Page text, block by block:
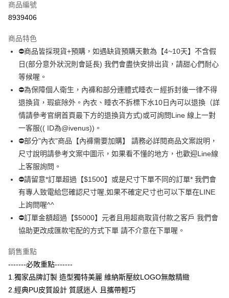
超商取貨付款
Apple Pay
街口支付
悠遊付
全盈+PAY
AFTEE先享後付
相關說明
【關於「AFTEE先享後付」】
AFTEE先享後付是「在收到商品之後才付款」的支付方式。 讓您購物簡單
便利好安心！
１．簡單：不需註冊會員、不需綁卡、不需儲值。
３．安心：先確認商品／服務後，再付款。
【「AFTEE先享後付」結帳流程】
１．於結帳方式選擇「AFTEE先享後付」後，將跳轉至「AFTEE先享後付」
結帳頁面，進行簡訊認證並確認金額後，即可完成結帳。
３．收到繳費通知簡訊後14天內，點擊此簡訊中的連結，可透過四大超商／
ATM／網路銀行／等多元方式進行付款，方視為交易完成。
※ 請注意：結帳手續完成當下不需立刻繳費，但若您需要取消訂單，請聯絡
購買商品的店家。未經商家同意取消之訂單仍視為有效，需透過AFTEE先享
後付繳納相關費用。
ATM付款
運送方式
全家 取貨付款約3～4天到貨
付款後全家取貨
萊爾富 取貨付款約3～4天到貨
每筆NT$80，滿NT$799(含以上)免運費
商品編號
8939406
商品特色
⛔商品皆採現貨+預購，如遇缺貨預購天數為【4~10天】不含假
日(部分意外狀況則會延長) 我們會盡快安排出貨，請甜心們耐心
等候喔。
⛔為保障個人衛生，內褲和部分連體式睡衣ㄧ經拆封後一律不得
退換貨，瑕疵除外。內衣、睡衣不拆標下水10日內可以退換（詳
情請參考官網首頁最下方的退換貨方式)或可詢問Line 線上一對
一客服(( ID為@ivenus))。
⛔部分"內衣"商品【內褲需要加購】 請務必詳閱商品文案說明，
尺寸說明請參考文案中圖示，如果看不懂的地方，也歡迎Line線
上客服詢問。
⛔請留意*訂單超過【$1500】或是尺寸下單不同的訂單* 我們會
有專人致電給您確認尺寸喔,如果不確定尺寸也可以下單在LINE
上詢問喔^^
⛔訂單金額超過【$5000】元者且用超商取貨付款之客戶 我們會
協助更改成匯款宅配的方式下單 請不介意在下單喔。
銷售重點
-------必敗重點-------
1.獨家品牌訂製 造型獨特美麗 維納斯壓紋LOGO無敵精緻
2.經典PU皮質設計 質感迷人 且攜帶輕巧